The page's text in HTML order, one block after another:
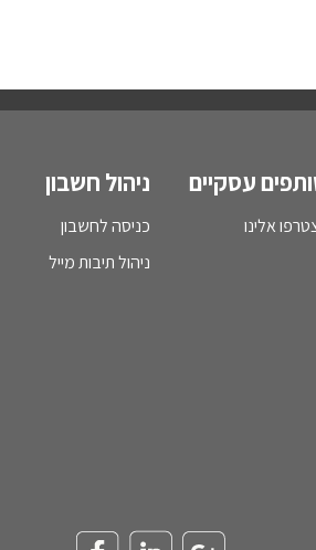
עסקיים
אלינו
ניהול חשבון
כניסה לחשבון
ניהול תיבות מייל